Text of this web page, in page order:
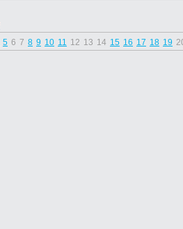
5 6 7 8 9 10 11 12 13 14 15 16 17 18 19